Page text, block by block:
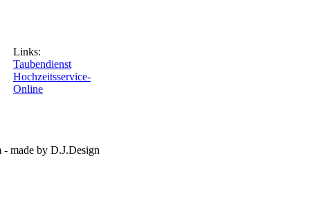
made by D.J.Design
Links:
Taubendienst
Hochzeitsservice-
Online